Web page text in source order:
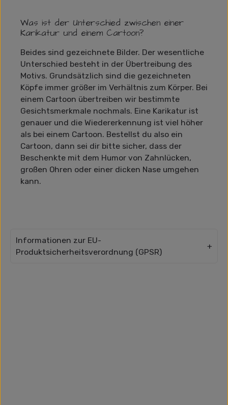
Was ist der Unterschied zwischen einer
Karikatur und einem Cartoon?
Beides sind gezeichnete Bilder. Der wesentliche
Unterschied besteht in der Übertreibung des
Motivs. Grundsätzlich sind die gezeichneten
Köpfe immer größer im Verhältnis zum Körper. Bei
einem Cartoon übertreiben wir bestimmte
Gesichtsmerkmale nochmals. Eine Karikatur ist
genauer und die Wiedererkennung ist viel höher
als bei einem Cartoon. Bestellst du also ein
Cartoon, dann sei dir bitte sicher, dass der
Beschenkte mit dem Humor von Zahnlücken,
großen Ohren oder einer dicken Nase umgehen
kann.
Informationen zur EU-
Produktsicherheitsverordnung (GPSR)